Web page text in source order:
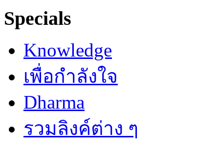
Specials
Knowledge
เพื่อกำลังใจ
Dharma
รวมลิงค์ต่าง ๆ